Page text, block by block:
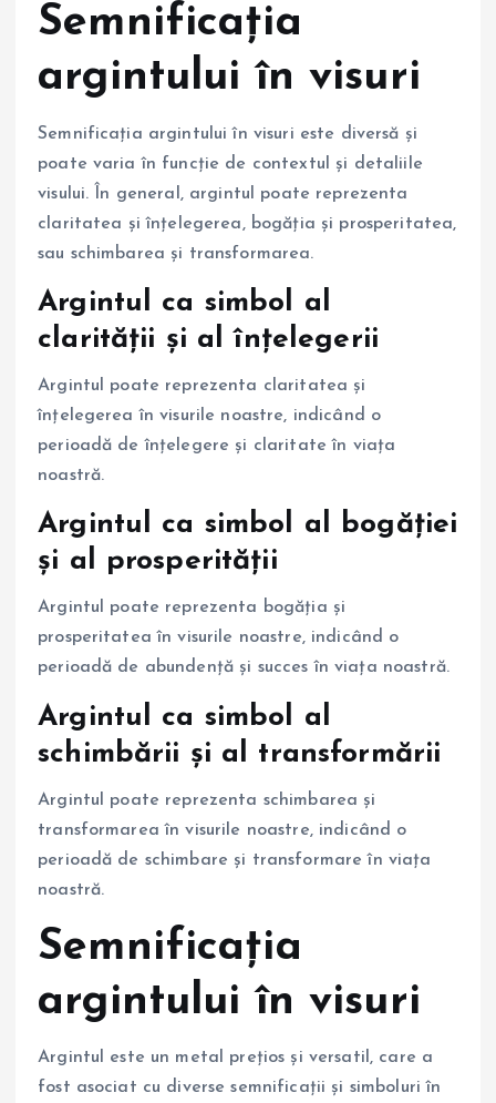
Semnificația
argintului în visuri
Semnificația argintului în visuri este diversă și
poate varia în funcție de contextul și detaliile
visului. În general, argintul poate reprezenta
claritatea și înțelegerea, bogăția și prosperitatea,
sau schimbarea și transformarea.
Argintul ca simbol al
clarității și al înțelegerii
Argintul poate reprezenta claritatea și
înțelegerea în visurile noastre, indicând o
perioadă de înțelegere și claritate în viața
noastră.
Argintul ca simbol al bogăției
și al prosperității
Argintul poate reprezenta bogăția și
prosperitatea în visurile noastre, indicând o
perioadă de abundență și succes în viața noastră.
Argintul ca simbol al
schimbării și al transformării
Argintul poate reprezenta schimbarea și
transformarea în visurile noastre, indicând o
perioadă de schimbare și transformare în viața
noastră.
Semnificația
argintului în visuri
Argintul este un metal prețios și versatil, care a
fost asociat cu diverse semnificații și simboluri în